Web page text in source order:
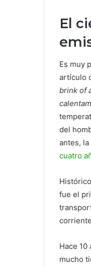
El
Es muy
artículo
brink of
del
antes, la
cuatro
fue el
Hace 10
mucho